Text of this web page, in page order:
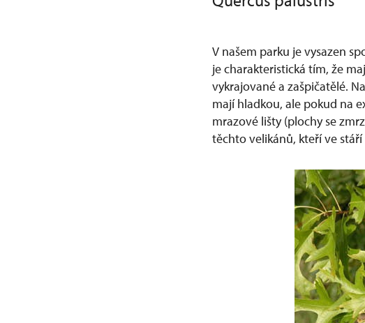
V našem parku je vysazen
je charakteristická tím, že
vykrajované a zašpičatělé.
mají hladkou, ale pokud na
mrazové lišty (plochy se
těchto velikánů, kteří ve stáří